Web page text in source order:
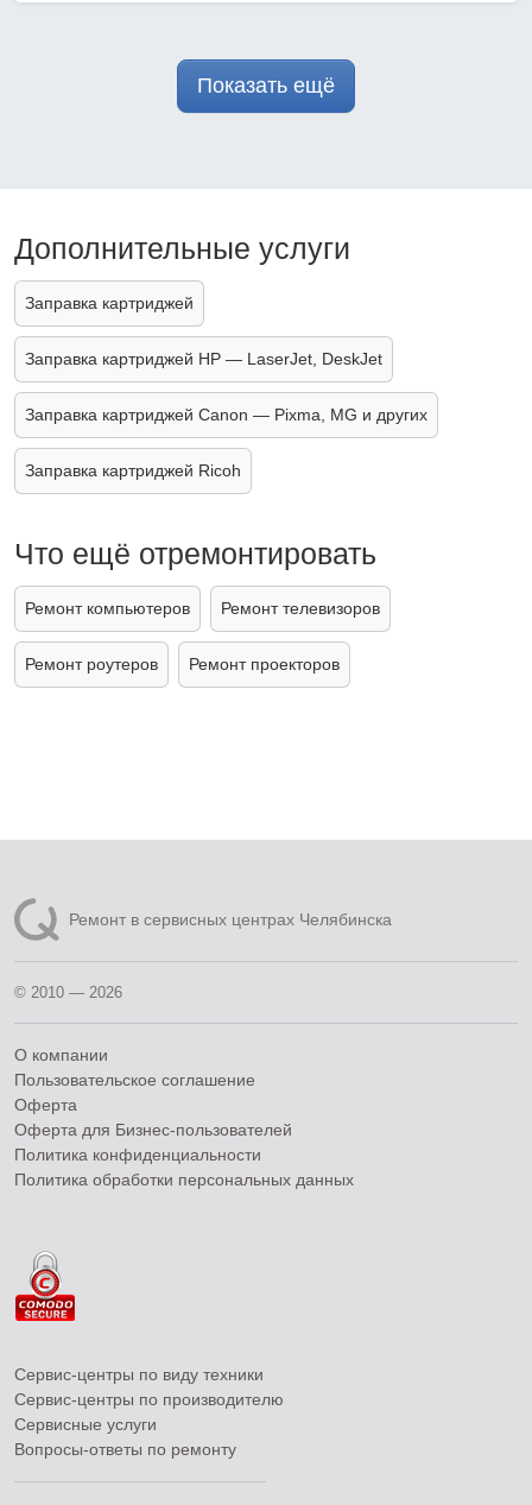
Показать ещё
Дополнительные услуги
Заправка картриджей
Заправка картриджей HP — LaserJet, DeskJet
Заправка картриджей Canon — Pixma, MG и других
Заправка картриджей Ricoh
Что ещё отремонтировать
Ремонт компьютеров Ремонт телевизоров
Ремонт роутеров Ремонт проекторов
Ремонт в сервисных центрах Челябинска
© 2010 — 2026
О компании
Пользовательское соглашение
Оферта
Оферта для Бизнес-пользователей
Политика конфиденциальности
Политика обработки персональных данных
Сервис-центры по виду техники
Сервис-центры по производителю
Сервисные услуги
Вопросы-ответы по ремонту